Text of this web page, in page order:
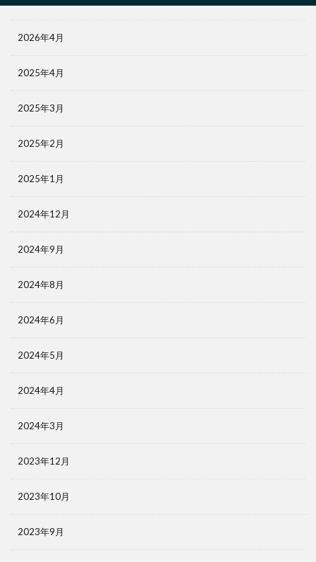
2026年4月
2025年4月
2025年3月
2025年2月
2025年1月
2024年12月
2024年9月
2024年8月
2024年6月
2024年5月
2024年4月
2024年3月
2023年12月
2023年10月
2023年9月